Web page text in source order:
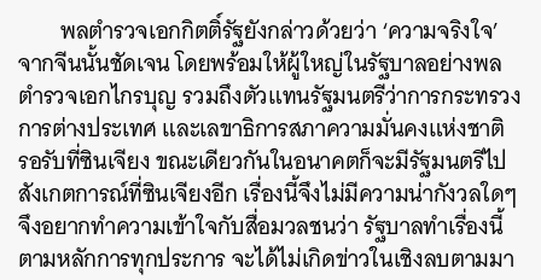
พลตำรวจเอกกิตติ์รัฐยังกล่าวด้วยว่า ‘ความจริงใจ’
จากจีนนั้นชัดเจน โดยพร้อมให้ผู้ใหญ่ในรัฐบาลอย่างพล
ตำรวจเอกไกรบุญ รวมถึงตัวแทนรัฐมนตรีว่าการกระทรวง
การต่างประเทศ และเลขาธิการสภาความมั่นคงแห่งชาติ
รอรับที่ซินเจียง ขณะเดียวกันในอนาคตก็จะมีรัฐมนตรีไป
สังเกตการณ์ที่ซินเจียงอีก เรื่องนี้จึงไม่มีความน่ากังวลใดๆ
จึงอยากทำความเข้าใจกับสื่อมวลชนว่า รัฐบาลทำเรื่องนี้
ตามหลักการทุกประการ จะได้ไม่เกิดข่าวในเชิงลบตามมา